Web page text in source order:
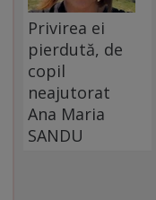
Privirea ei
pierdută, de
copil
neajutorat
Ana Maria
SANDU